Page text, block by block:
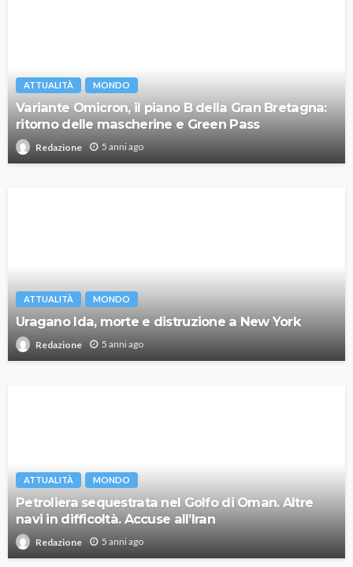
ATTUALITÀ MONDO
Variante Omicron, il piano B della Gran Bretagna:
ritorno delle mascherine e Green Pass
Redazione 5 anni ago
ATTUALITÀ MONDO
Uragano Ida, morte e distruzione a New York
Redazione 5 anni ago
ATTUALITÀ MONDO
Petroliera sequestrata nel Golfo di Oman. Altre
navi in difficoltà. Accuse all’Iran
Redazione 5 anni ago